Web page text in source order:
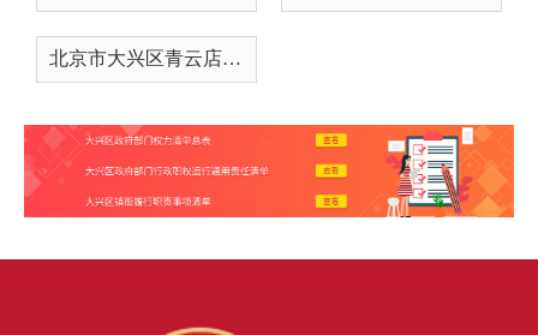
北京市大兴区青云店镇人民政府...